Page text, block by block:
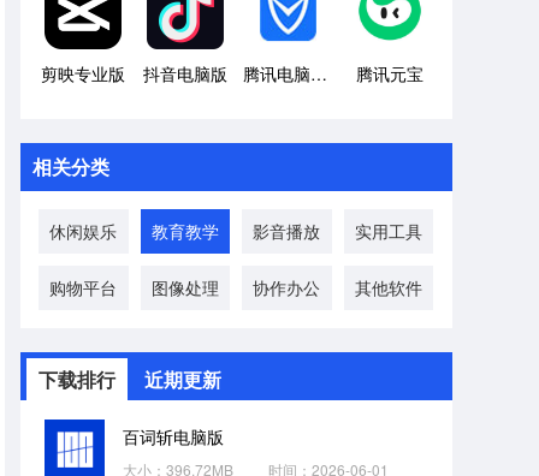
剪映专业版 抖音电脑版 腾讯电脑管家 腾讯元宝
相关分类
休闲娱乐 教育教学 影音播放 实用工具
购物平台 图像处理 协作办公 其他软件
下载排行 近期更新
百词斩电脑版
大小：396.72MB 时间：2026-06-01